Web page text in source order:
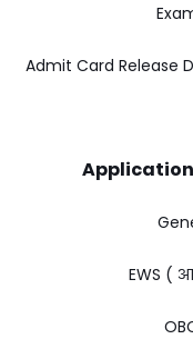
Admit Card Release
EWS (